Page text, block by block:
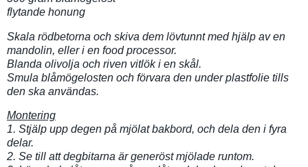
flytande honung
Skala rödbetorna och skiva dem lövtunnt med hjälp av en
mandolin, eller i en food processor.
Blanda olivolja och riven vitlök i en skål.
Smula blåmögelosten och förvara den under plastfolie tills
den ska användas.
Montering
1. Stjälp upp degen på mjölat bakbord, och dela den i fyra
delar.
2. Se till att degbitarna är generöst mjölade runtom.